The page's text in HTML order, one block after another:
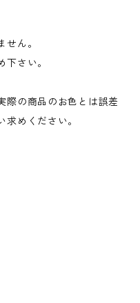
ん。
さい。
際の商品のお色とは誤差
めください。